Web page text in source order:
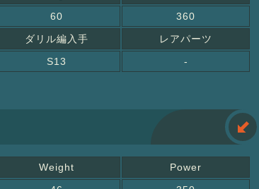
60
360
ダリル編入手
レアパーツ
S13 -
Weight
Power